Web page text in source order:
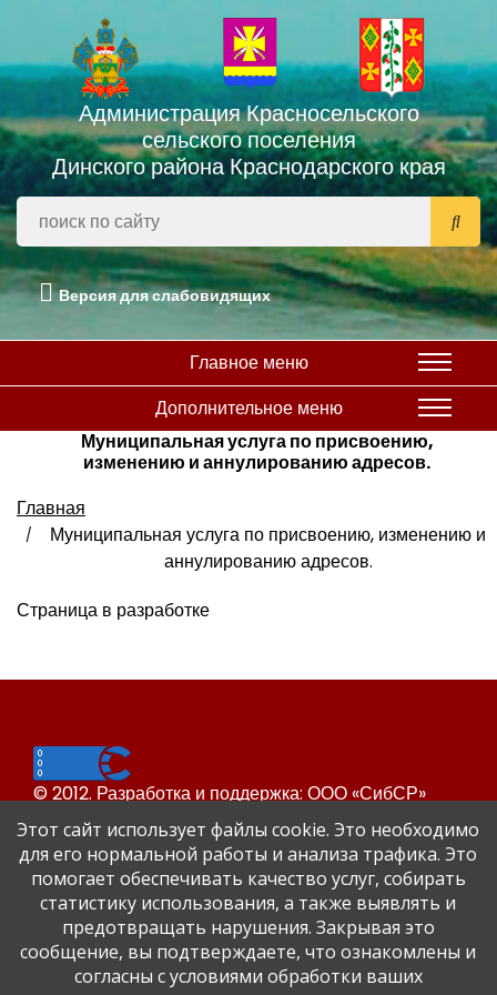
Администрация Красносельского
сельского поселения
Динского района Краснодарского края
Версия для слабовидящих
Главное меню
Дополнительное меню
Муниципальная услуга по присвоению,
изменению и аннулированию адресов.
Главная
Муниципальная услуга по присвоению, изменению и
аннулированию адресов.
Страница в разработке
© 2012. Разработка и поддержка: ООО «СибСР»
Все права защищены законом и международными
соглашениями.
Этот сайт использует файлы cookie. Это необходимо
для его нормальной работы и анализа трафика. Это
помогает обеспечивать качество услуг, собирать
статистику использования, а также выявлять и
предотвращать нарушения. Закрывая это
сообщение, вы подтверждаете, что ознакомлены и
согласны с условиями обработки ваших